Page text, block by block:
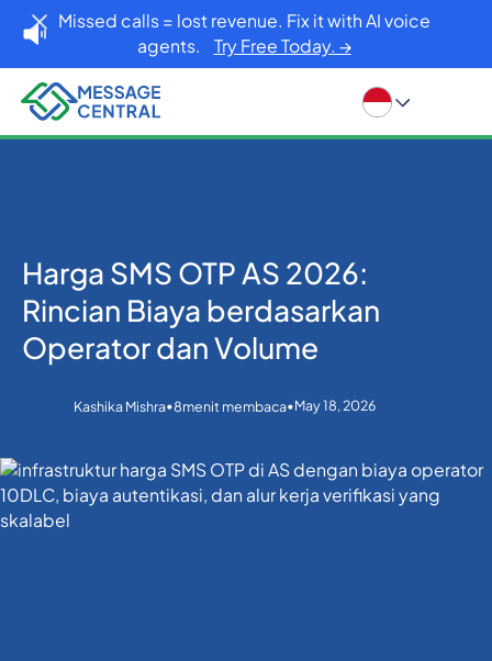
Missed calls = lost revenue. Fix it with AI voice
agents. Try Free Today. →
Rumah Blog
Verifikasi SMS OTP
Harga SMS OTP AS 2026: Rincian Biaya berdasarkan
Operator dan Volume
Harga SMS OTP AS 2026:
Rincian Biaya berdasarkan
Operator dan Volume
Kashika Mishra•8menit membaca•May 18, 2026